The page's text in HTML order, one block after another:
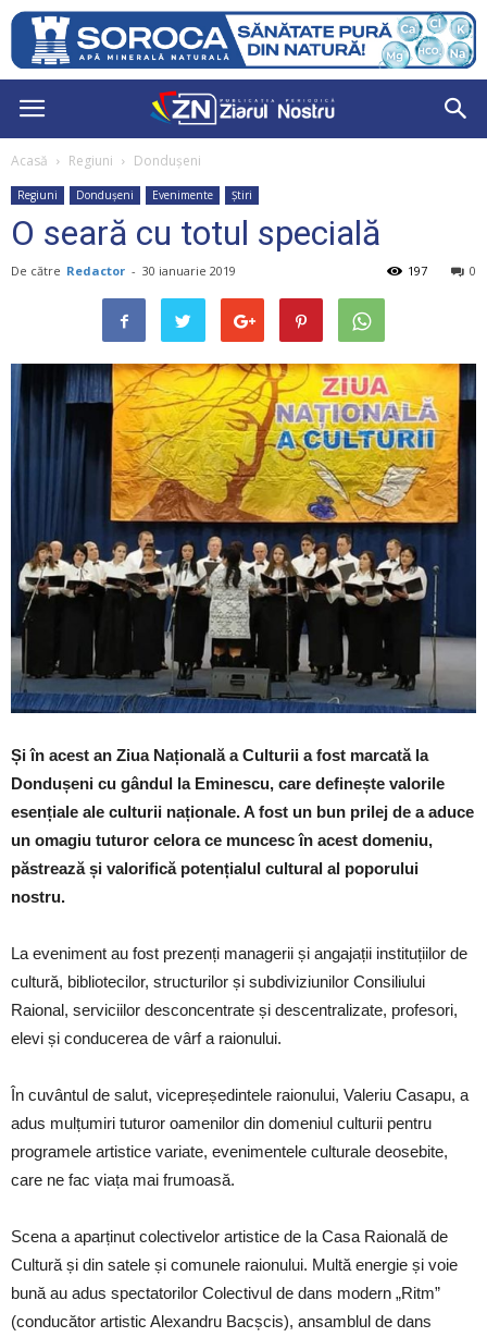
Acasă Regiuni Dondușeni
Regiuni Dondușeni Evenimente Știri
O seară cu totul specială
De către Redactor - 30 ianuarie 2019 0
197
Și în acest an Ziua Națională a Culturii a fost marcată la
Dondușeni cu gândul la Eminescu, care definește valorile
esențiale ale culturii naționale. A fost un bun prilej de a aduce
un omagiu tuturor celora ce muncesc în acest domeniu,
păstrează și valorifică potențialul cultural al poporului
nostru.
La eveniment au fost prezenți managerii și angajații instituțiilor de
cultură, bibliotecilor, structurilor și subdiviziunilor Consiliului
Raional, serviciilor desconcentrate și descentralizate, profesori,
elevi și conducerea de vârf a raionului.
În cuvântul de salut, vicepreședintele raionului, Valeriu Casapu, a
adus mulțumiri tuturor oamenilor din domeniul culturii pentru
programele artistice variate, evenimentele culturale deosebite,
care ne fac viața mai frumoasă.
Scena a aparținut colectivelor artistice de la Casa Raională de
Cultură și din satele și comunele raionului. Multă energie și voie
bună au adus spectatorilor Colectivul de dans modern „Ritm”
(conducător artistic Alexandru Bacșcis), ansamblul de dans